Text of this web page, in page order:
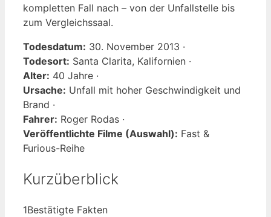
kompletten Fall nach – von der Unfallstelle bis
zum Vergleichssaal.
Todesdatum: 30. November 2013 ·
Todesort: Santa Clarita, Kalifornien ·
Alter: 40 Jahre ·
Ursache: Unfall mit hoher Geschwindigkeit und
Brand ·
Fahrer: Roger Rodas ·
Veröffentlichte Filme (Auswahl): Fast &
Furious-Reihe
Kurzüberblick
1Bestätigte Fakten